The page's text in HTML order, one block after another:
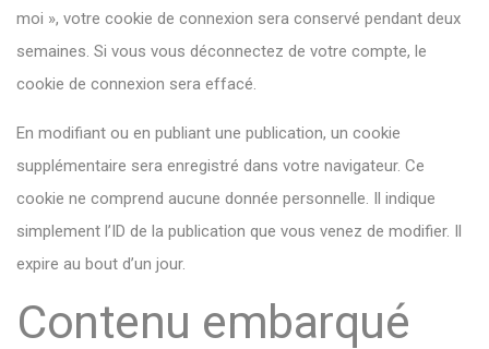
moi », votre cookie de connexion sera conservé pendant deux
semaines. Si vous vous déconnectez de votre compte, le
cookie de connexion sera effacé.
En modifiant ou en publiant une publication, un cookie
supplémentaire sera enregistré dans votre navigateur. Ce
cookie ne comprend aucune donnée personnelle. Il indique
simplement l’ID de la publication que vous venez de modifier. Il
expire au bout d’un jour.
Contenu embarqué